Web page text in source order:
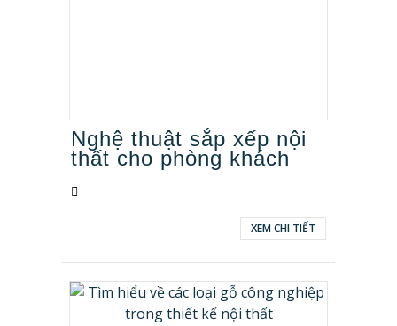
Nghệ thuật sắp xếp nội
thất cho phòng khách
XEM CHI TIẾT